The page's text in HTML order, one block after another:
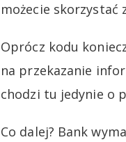
możecie skorzystać
Oprócz kodu
na przekazanie
chodzi tu jedynie o
Co dalej? Bank